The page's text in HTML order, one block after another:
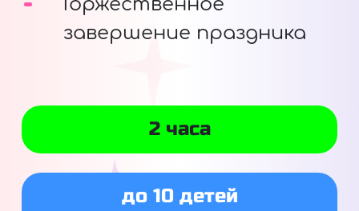
завершение праздника
2 часа
до 10 детей